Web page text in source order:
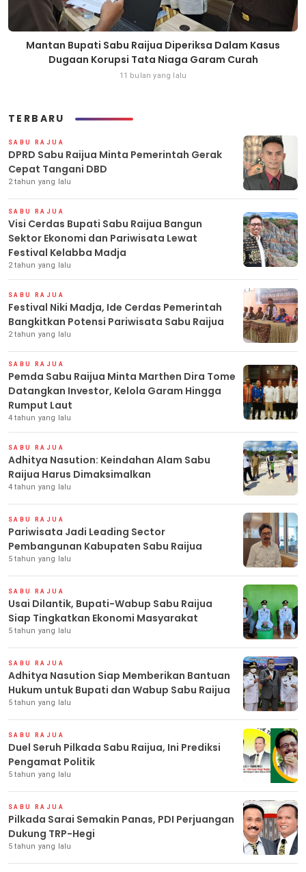
Mantan Bupati Sabu Raijua Diperiksa Dalam Kasus
Dugaan Korupsi Tata Niaga Garam Curah
11 bulan yang lalu
TERBARU
SABU RAJUA
DPRD Sabu Raijua Minta Pemerintah Gerak
Cepat Tangani DBD
2 tahun yang lalu
SABU RAJUA
Visi Cerdas Bupati Sabu Raijua Bangun
Sektor Ekonomi dan Pariwisata Lewat
Festival Kelabba Madja
2 tahun yang lalu
SABU RAJUA
Festival Niki Madja, Ide Cerdas Pemerintah
Bangkitkan Potensi Pariwisata Sabu Raijua
2 tahun yang lalu
SABU RAJUA
Pemda Sabu Raijua Minta Marthen Dira Tome
Datangkan Investor, Kelola Garam Hingga
Rumput Laut
4 tahun yang lalu
SABU RAJUA
Adhitya Nasution: Keindahan Alam Sabu
Raijua Harus Dimaksimalkan
4 tahun yang lalu
SABU RAJUA
Pariwisata Jadi Leading Sector
Pembangunan Kabupaten Sabu Raijua
5 tahun yang lalu
SABU RAJUA
Usai Dilantik, Bupati-Wabup Sabu Raijua
Siap Tingkatkan Ekonomi Masyarakat
5 tahun yang lalu
SABU RAJUA
Adhitya Nasution Siap Memberikan Bantuan
Hukum untuk Bupati dan Wabup Sabu Raijua
5 tahun yang lalu
SABU RAJUA
Duel Seruh Pilkada Sabu Raijua, Ini Prediksi
Pengamat Politik
5 tahun yang lalu
SABU RAJUA
Pilkada Sarai Semakin Panas, PDI Perjuangan
Dukung TRP-Hegi
5 tahun yang lalu